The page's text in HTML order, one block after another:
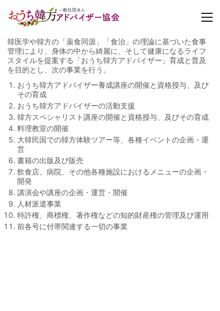
韓医学や韓方の「薬食同源」「食治」の理論に基づいた食事
管理により、身体の中から綺麗に、そして健康になるライフ
スタイルを提案する「おうち韓方アドバイザー」育成と普及
を目的とし、次の事業を行う。
おうち韓方アドバイザー養成講座の開催と資格授与、及び
その育成
おうち韓方アドバイザーの活動支援
韓方スペシャリスト講座の開催と資格授与、及びその育成
料理教室の開催
大韓民国での韓方体験ツアー等、各種イベントの企画・運
営
書籍の出版及び販売
飲食店、病院、その他各種施設におけるメニューの企画・
開発
講演会や講座の企画・運営・開催
人材派遣事業
特許権、商標権、著作権などの知的財産権の管理及び運用
前各号に付帯関連する一切の事業